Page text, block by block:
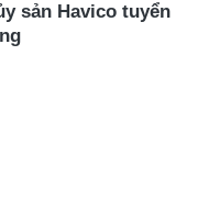
sản Havico tuyển